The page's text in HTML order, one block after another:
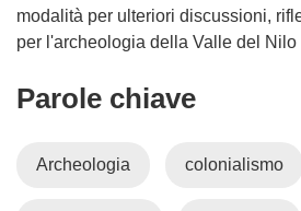
modalità per ulteriori discussioni,
per l'archeologia della Valle del Nilo
Parole chiave
Archeologia colonialismo